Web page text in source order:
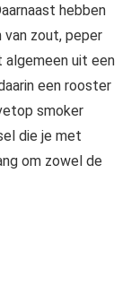
hebben
zout, peper
uit een
een rooster
smoker
die je met
om zowel de